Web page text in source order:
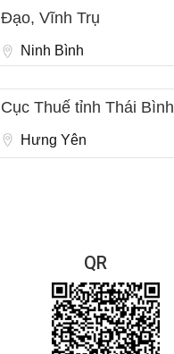
Đạo, Vĩnh Trụ
Ninh Bình
Cục Thuế tỉnh Thái Bình
Hưng Yên
QR